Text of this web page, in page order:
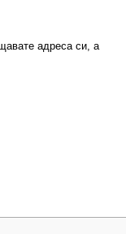
адреса си, а